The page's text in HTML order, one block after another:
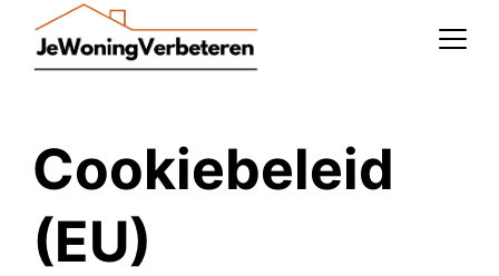
Cookiebeleid
(EU)